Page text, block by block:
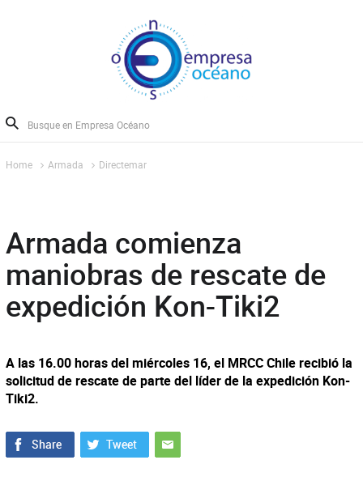
Home Armada Directemar
Armada comienza
maniobras de rescate de
expedición Kon-Tiki2
A las 16.00 horas del miércoles 16, el MRCC Chile recibió la
solicitud de rescate de parte del líder de la expedición Kon-
Tiki2.